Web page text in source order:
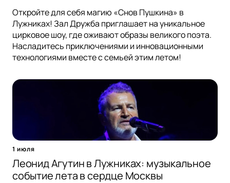
Откройте для себя магию «Снов Пушкина» в
Лужниках! Зал Дружба приглашает на уникальное
цирковое шоу, где оживают образы великого поэта.
Насладитесь приключениями и инновационными
технологиями вместе с семьей этим летом!
1 июля
Леонид Агутин в Лужниках: музыкальное
событие лета в сердце Москвы